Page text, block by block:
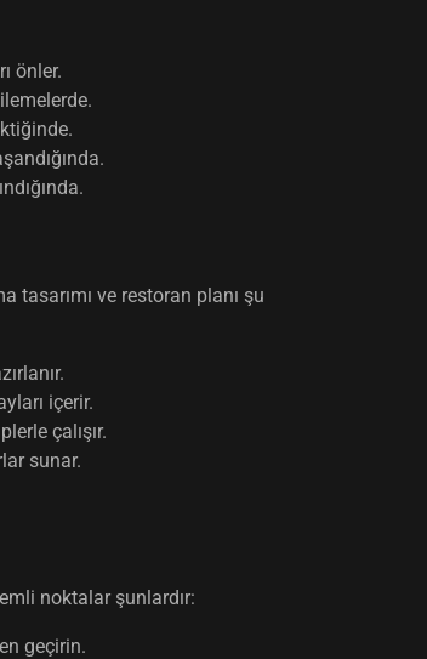
önler.
tasarımı ve restoran planı şu
içerir.
çalışır.
sunar.
noktalar şunlardır:
geçirin.